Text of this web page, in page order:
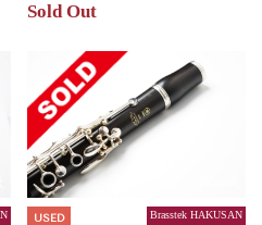
Sold Out
USED Brasstek HAKUSAN